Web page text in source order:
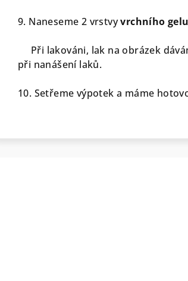
9. Naneseme 2 vrstvyvrchního
Při lakováni, lak na obrázek
při nanášení laků.
10. Setřeme výpotek a máme